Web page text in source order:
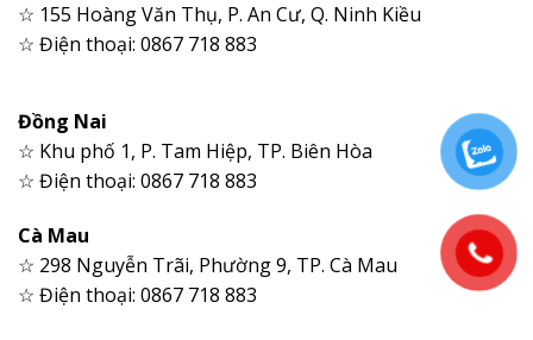
☆ 155 Hoàng Văn Thụ, P. An Cư, Q. Ninh Kiều
☆ Điện thoại: 0867 718 883
Đồng Nai
☆ Khu phố 1, P. Tam Hiệp, TP. Biên Hòa
☆ Điện thoại: 0867 718 883
Cà Mau
☆ 298 Nguyễn Trãi, Phường 9, TP. Cà Mau
☆ Điện thoại: 0867 718 883